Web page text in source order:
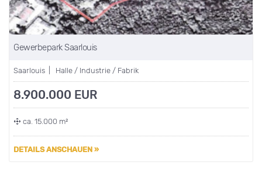
Gewerbepark Saarlouis
Saarlouis | Halle / Industrie / Fabrik
8.900.000 EUR
ca. 15.000 m²
DETAILS ANSCHAUEN »